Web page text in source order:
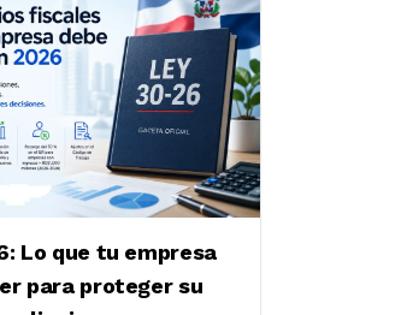
Lo que tu empresa
para proteger su